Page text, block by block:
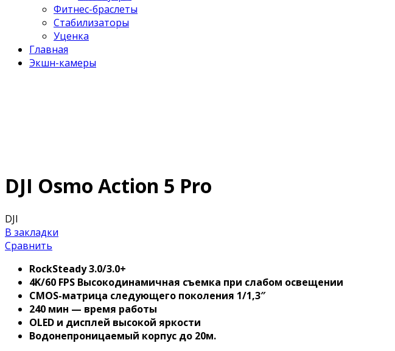
Фитнес-браслеты
Стабилизаторы
Уценка
Главная
Экшн-камеры
DJI Osmo Action 5 Pro
DJI
В закладки
Сравнить
RockSteady 3.0/3.0+
4K/60 FPS Высокодинамичная съемка при слабом освещении
CMOS-матрица следующего поколения 1/1,3″
240 мин — время работы
OLED и дисплей высокой яркости
Водонепроницаемый корпус до 20м.